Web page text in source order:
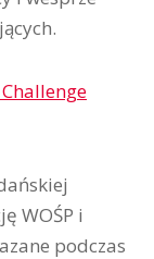
Challenge
WOŚP i
podczas